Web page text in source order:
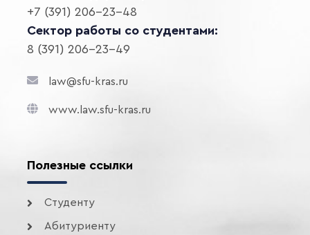
+7 (391) 206-23-48
Сектор работы со студентами:
8 (391) 206-23-49
law@sfu-kras.ru
www.law.sfu-kras.ru
Полезные ссылки
Студенту
Абитуриенту